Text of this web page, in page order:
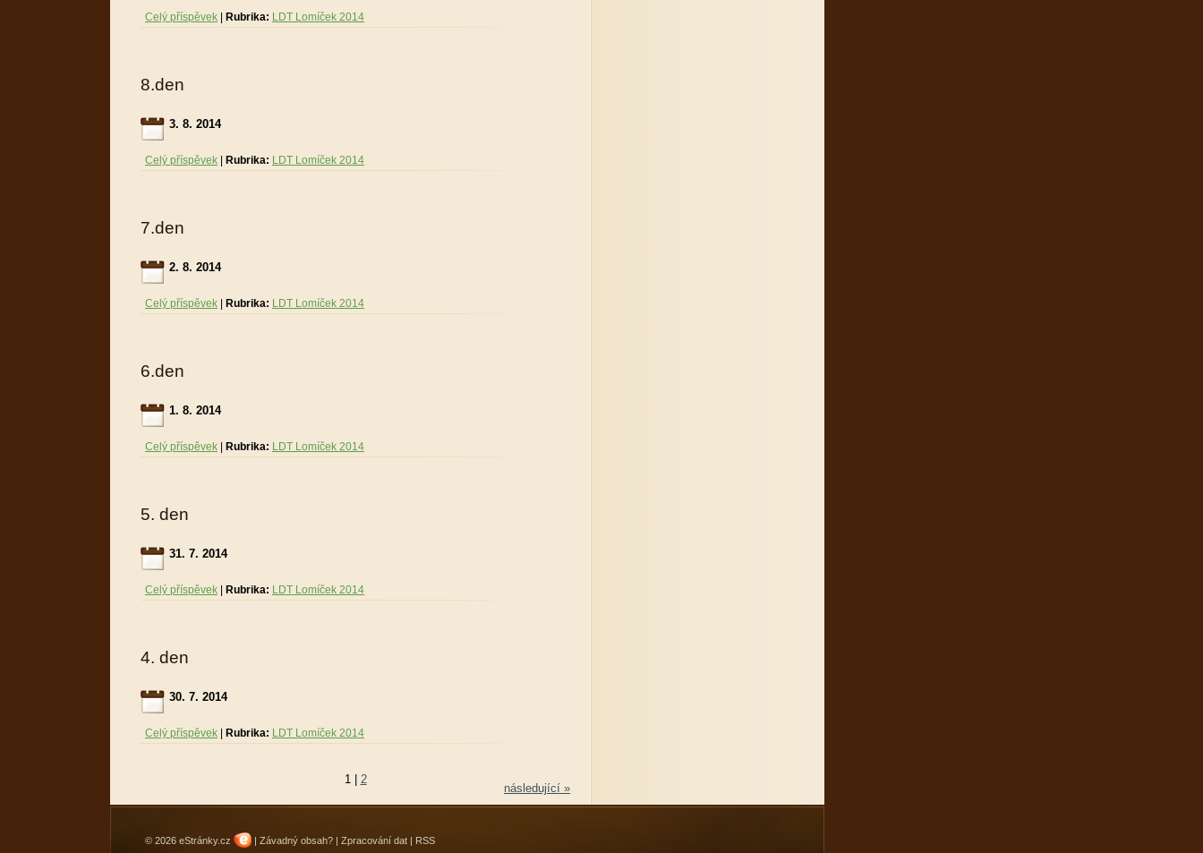
Celý příspěvek Rubrika: LDT Lomíček 2014
8.den
3. 8. 2014
Celý příspěvek Rubrika: LDT Lomíček 2014
7.den
2. 8. 2014
Celý příspěvek Rubrika: LDT Lomíček 2014
6.den
1. 8. 2014
Celý příspěvek Rubrika: LDT Lomíček 2014
5. den
31. 7. 2014
Celý příspěvek Rubrika: LDT Lomíček 2014
4. den
30. 7. 2014
Celý příspěvek Rubrika: LDT Lomíček 2014
1 2
následující »
© 2026 eStránky.cz | Závadný obsah? | Zpracování dat | RSS